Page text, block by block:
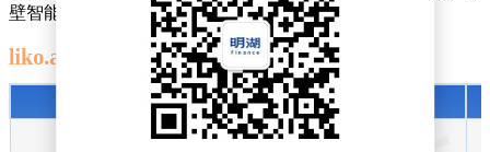
壁智能以及无锡交通集团等多家知名投资机构。